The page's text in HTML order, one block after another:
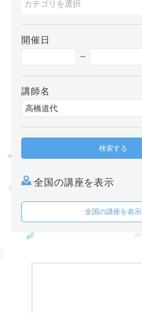
開催日
～
講師名
検索する
全国の講座を表示
全国の講座を表示